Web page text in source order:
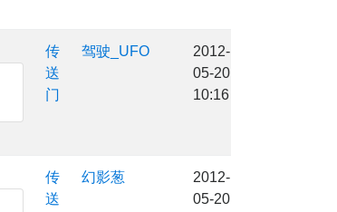
传
送
门
驾驶_UFO
2012-
05-20
10:16
传
送
幻影葱
2012-
05-20